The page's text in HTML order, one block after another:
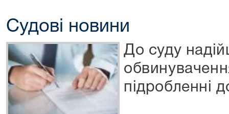
Судові новини
До суду
підробленні